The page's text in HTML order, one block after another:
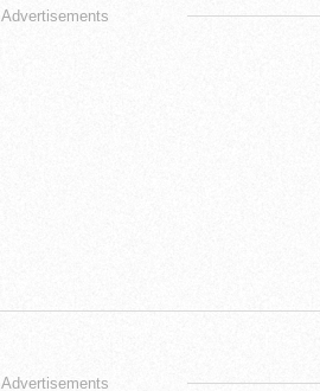
Advertisements
Advertisements